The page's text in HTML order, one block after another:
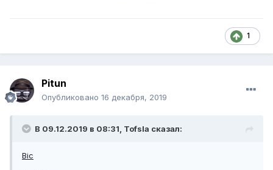
1
Pitun
Опубликовано 16 декабря, 2019
В 09.12.2019 в 08:31, Tofsla сказал:
Bic